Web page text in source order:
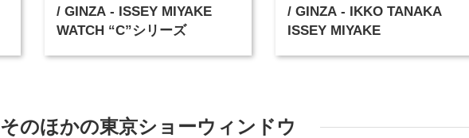
/ GINZA - ISSEY MIYAKE
WATCH “C”シリーズ
/ GINZA - IKKO TANAKA
ISSEY MIYAKE
そのほかの東京ショーウィンドウ